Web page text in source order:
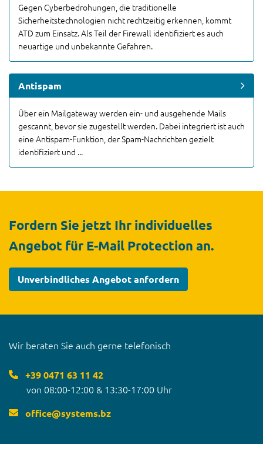
Gegen Cyberbedrohungen, die traditionelle
Sicherheitstechnologien nicht rechtzeitig erkennen, kommt
ATD zum Einsatz. Als Teil der Firewall identifiziert es auch
neuartige und unbekannte Gefahren.
Antispam
Über ein Mailgateway werden ein- und ausgehende Mails
gescannt, bevor sie zugestellt werden. Dabei integriert ist auch
eine Antispam-Funktion, der Spam-Nachrichten gezielt
identifiziert und ...
Fordern Sie jetzt Ihr individuelles
Angebot für E-Mail Protection an.
Unverbindliches Angebot anfordern
Wir beraten Sie auch gerne telefonisch
+39 0471 63 11 42
von 08:00-12:00 & 13:30-17:00 Uhr
office@systems.bz